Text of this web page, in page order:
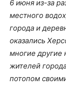
6 июня из-за
местного
города и
оказались
многие другие
жителей
потопом